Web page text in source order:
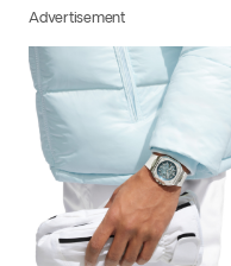
Advertisement